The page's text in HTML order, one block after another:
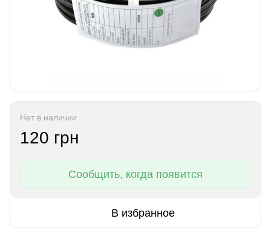
Нет в наличии
120 грн
Сообщить, когда появится
В избранное